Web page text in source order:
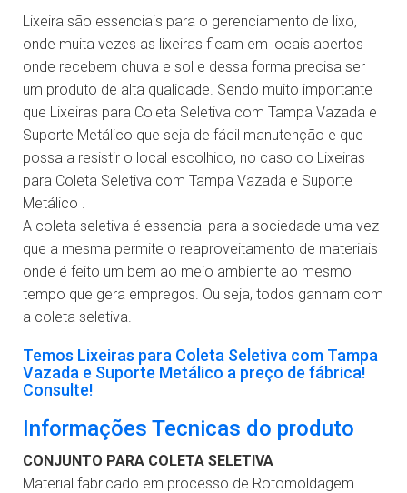
Lixeira são essenciais para o gerenciamento de lixo,
onde muita vezes as lixeiras ficam em locais abertos
onde recebem chuva e sol e dessa forma precisa ser
um produto de alta qualidade. Sendo muito importante
que Lixeiras para Coleta Seletiva com Tampa Vazada e
Suporte Metálico que seja de fácil manutenção e que
possa a resistir o local escolhido, no caso do Lixeiras
para Coleta Seletiva com Tampa Vazada e Suporte
Metálico .
A coleta seletiva é essencial para a sociedade uma vez
que a mesma permite o reaproveitamento de materiais
onde é feito um bem ao meio ambiente ao mesmo
tempo que gera empregos. Ou seja, todos ganham com
a coleta seletiva.
Temos Lixeiras para Coleta Seletiva com Tampa
Vazada e Suporte Metálico a preço de fábrica!
Consulte!
Informações Tecnicas do produto
CONJUNTO PARA COLETA SELETIVA
Material fabricado em processo de Rotomoldagem.